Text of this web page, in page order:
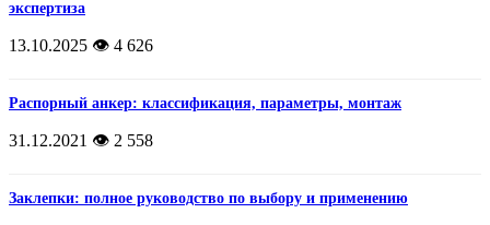
экспертиза
13.10.2025 👁️ 4 626
Распорный анкер: классификация, параметры, монтаж
31.12.2021 👁️ 2 558
Заклепки: полное руководство по выбору и применению